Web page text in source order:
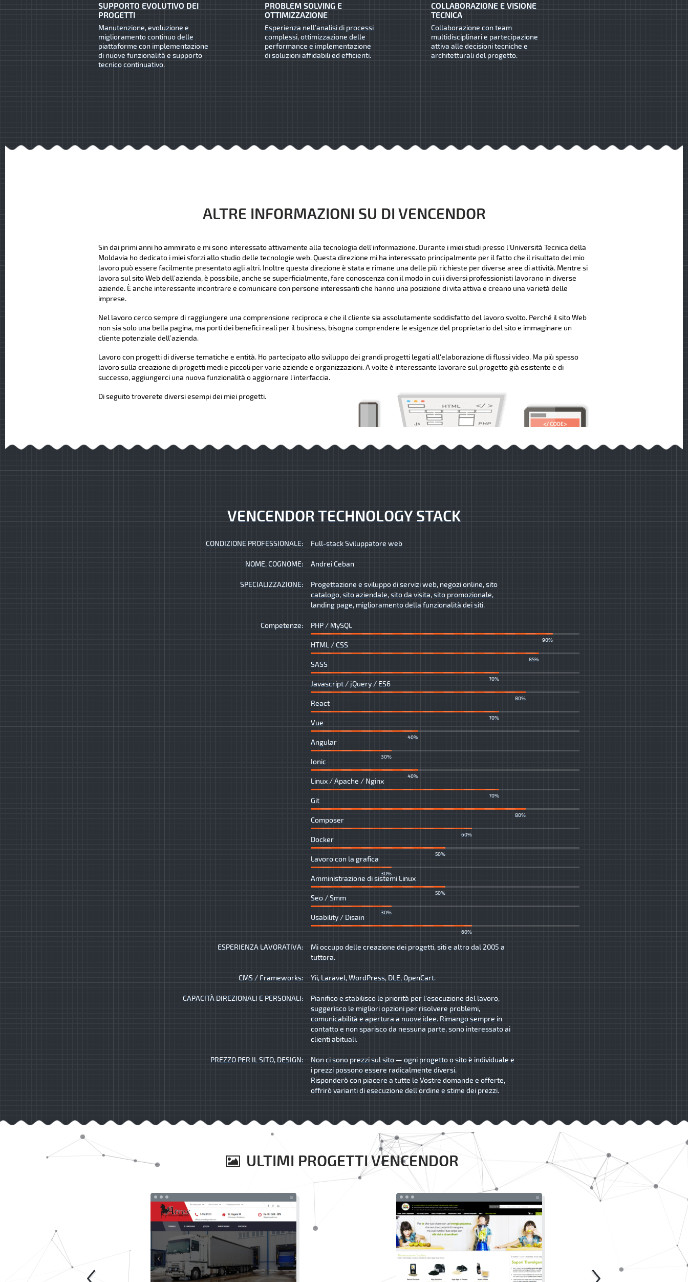
SUPPORTO EVOLUTIVO DEI
PROGETTI
Manutenzione, evoluzione e
miglioramento continuo delle
piattaforme con implementazione
di nuove funzionalità e supporto
tecnico continuativo.
PROBLEM SOLVING E
OTTIMIZZAZIONE
Esperienza nell’analisi di processi
complessi, ottimizzazione delle
performance e implementazione
di soluzioni affidabili ed efficienti.
COLLABORAZIONE E VISIONE
TECNICA
Collaborazione con team
multidisciplinari e partecipazione
attiva alle decisioni tecniche e
architetturali del progetto.
ALTRE INFORMAZIONI SU DI VENCENDOR
Sin dai primi anni ho ammirato e mi sono interessato attivamente alla tecnologia dell'informazione. Durante i miei studi presso l'Università Tecnica della
Moldavia ho dedicato i miei sforzi allo studio delle tecnologie web. Questa direzione mi ha interessato principalmente per il fatto che il risultato del mio
lavoro può essere facilmente presentato agli altri. Inoltre questa direzione è stata e rimane una delle più richieste per diverse aree di attività. Mentre si
lavora sul sito Web dell'azienda, è possibile, anche se superficialmente, fare conoscenza con il modo in cui i diversi professionisti lavorano in diverse
aziende. È anche interessante incontrare e comunicare con persone interessanti che hanno una posizione di vita attiva e creano una varietà delle
imprese.
Nel lavoro cerco sempre di raggiungere una comprensione reciproca e che il cliente sia assolutamente soddisfatto del lavoro svolto. Perché il sito Web
non sia solo una bella pagina, ma porti dei benefici reali per il business, bisogna comprendere le esigenze del proprietario del sito e immaginare un
cliente potenziale dell’azienda.
Lavoro con progetti di diverse tematiche e entità. Ho partecipato allo sviluppo dei grandi progetti legati all'elaborazione di flussi video. Ma più spesso
lavoro sulla creazione di progetti medi e piccoli per varie aziende e organizzazioni. A volte è interessante lavorare sul progetto già esistente e di
successo, aggiungerci una nuova funzionalità o aggiornare l'interfaccia.
Di seguito troverete diversi esempi dei miei progetti.
VENCENDOR TECHNOLOGY STACK
CONDIZIONE PROFESSIONALE: Full-stack Sviluppatore web
NOME, COGNOME: Andrei Ceban
SPECIALIZZAZIONE:
Progettazione e sviluppo di servizi web, negozi online, sito
catalogo, sito aziendale, sito da visita, sito promozionale,
landing page, miglioramento della funzionalità dei siti.
Competenze: PHP / MySQL
90%
HTML / CSS
85%
SASS
70%
Javascript / jQuery / ES6
80%
React
70%
Vue
40%
Angular
30%
Ionic
40%
Linux / Apache / Nginx
70%
Git
80%
Composer
60%
Docker
50%
Lavoro con la grafica
30%
Amministrazione di sistemi Linux
50%
Seo / Smm
30%
Usability / Disain
60%
ESPERIENZA LAVORATIVA:
Mi occupo delle creazione dei progetti, siti e altro dal 2005 a
tuttora.
CMS / Frameworks: Yii, Laravel, WordPress, DLE, OpenCart.
CAPACITÀ DIREZIONALI E PERSONALI:
Pianifico e stabilisco le priorità per l'esecuzione del lavoro,
suggerisco le migliori opzioni per risolvere problemi,
comunicabilità e apertura a nuove idee. Rimango sempre in
contatto e non sparisco da nessuna parte, sono interessato ai
clienti abituali.
PREZZO PER IL SITO, DESIGN:
Non ci sono prezzi sul sito — ogni progetto o sito è individuale e
i prezzi possono essere radicalmente diversi.
Risponderò con piacere a tutte le Vostre domande e offerte,
offrirò varianti di esecuzione dell’ordine e stime dei prezzi.
ULTIMI PROGETTI VENCENDOR